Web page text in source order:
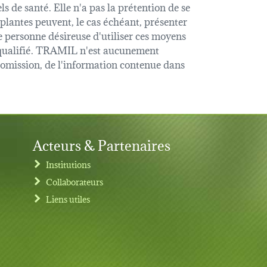
de santé. Elle n'a pas la prétention de se
peuvent, le cas échéant, présenter
désireuse d'utiliser ces moyens
TRAMIL n'est aucunement
de l'information contenue dans
Acteurs & Partenaires
Institutions
Collaborateurs
Liens utiles